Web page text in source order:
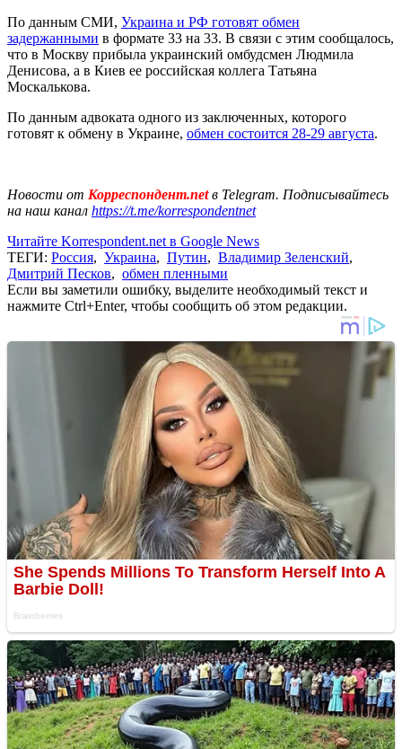
По данным СМИ, Украина и РФ готовят обмен
задержанными в формате 33 на 33. В связи с этим сообщалось,
что в Москву прибыла украинский омбудсмен Людмила
Денисова, а в Киев ее российская коллега Татьяна
Москалькова.
По данным адвоката одного из заключенных, которого
готовят к обмену в Украине, обмен состоится 28-29 августа.
Новости от Корреспондент.netв Telegram. Подписывайтесь
на наш канал https://t.me/korrespondentnet
Читайте Korrespondent.net в Google News
ТЕГИ: Россия, Украина, Путин, Владимир Зеленский,
Дмитрий Песков, обмен пленными
Если вы заметили ошибку, выделите необходимый текст и
нажмите Ctrl+Enter, чтобы сообщить об этом редакции.